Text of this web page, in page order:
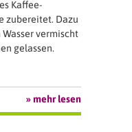
Kaffee-
zubereitet. Dazu
vermischt
gelassen.
» mehr lesen